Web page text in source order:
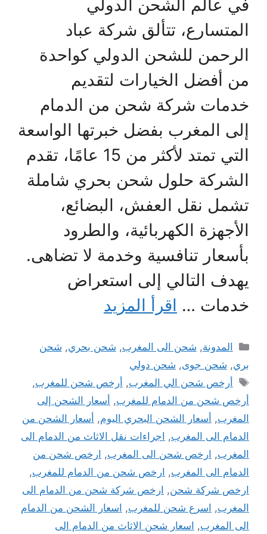
في عالم الشحن الدولي
المتسارع، تتألق شركة عباد
الرحمن للشحن الدولي كواحدة
من أفضل الخيارات لتقديم
خدمات شركة شحن من الدمام
إلى المغرب بفضل خبرتها الواسعة
التي تمتد لأكثر من 15 عامًا، تقدم
الشركة حلول شحن بحري شاملة
تشمل نقل العفش، البضائع،
الأجهزة الكهربائية، والطرود
بأسعار تنافسية وخدمة لا تضاهى.
يهدف التالي إلى استعراض
خدمات … اقرأ المزيد
التصنيفات
المدونة, شحن الى المغرب, شحن بحري, شحن
بري, شحن جوى, شحن دولي
الوسوم
أرخص شحن الي المغرب, أرخص شحن للمغرب,
أرخص شحن من الدمام للمغرب, أسعار الشحن إلى
المغرب, أسعار الشحن البحري اليوم, أسعار الشحن من
الدمام الى المغرب, اجراءات نقل الاثاث من الدمام الى
المغرب, ارخص شحن الى المغرب, ارخص شحن من
الدمام الى المغرب, ارخص شحن من الدمام للمغرب,
ارخص شركة شحن, ارخص شركة شحن من الدمام الى
المغرب, اسرع شحن للمغرب, اسعار الشحن من الدمام
الى المغرب, اسعار شحن الاثاث من الدمام الى